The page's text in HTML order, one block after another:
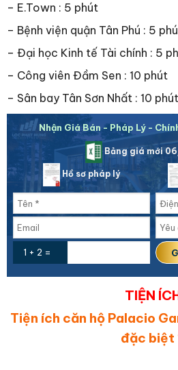
– E.Town : 5 phút
– Bệnh viện quận Tân Phú : 5
– Đại học Kinh tế Tài chính : 5
– Công viên Đầm Sen : 10 phút
– Sân bay Tân Sơn Nhất : 10 phút
Nhận Giá Bán - Pháp Lý -
Bảng giá mới
Hồ sơ pháp lý
1 + 2 =
TIỆN
Tiện ích căn hộ Palacio
đặc biệt